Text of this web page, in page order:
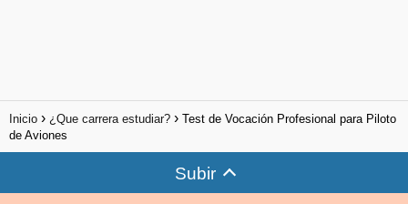
Inicio ¿Que carrera estudiar?
Test de Vocación Profesional para Piloto
de Aviones
Subir